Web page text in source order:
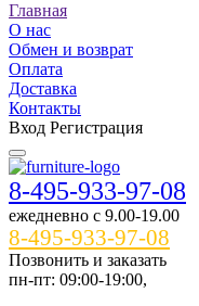
Главная
О нас
Обмен и возврат
Оплата
Доставка
Контакты
Вход Регистрация
8-495-933-97-08
ежедневно c 9.00-19.00
8-495-933-97-08
Позвонить и заказать
пн-пт: 09:00-19:00,